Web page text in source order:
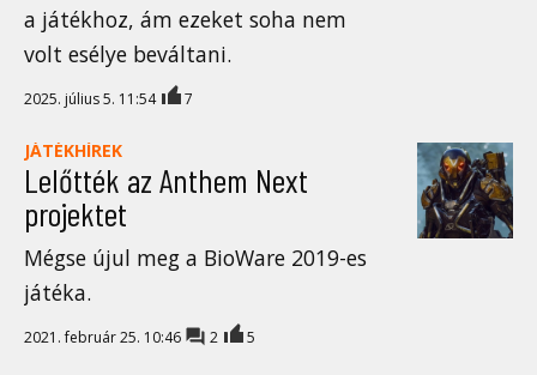
a játékhoz, ám ezeket soha nem
volt esélye beváltani.
2025. július 5. 11:54 7
JÁTÉKHÍREK
Lelőtték az Anthem Next
projektet
Mégse újul meg a BioWare 2019-es
játéka.
2021. február 25. 10:46 2 5